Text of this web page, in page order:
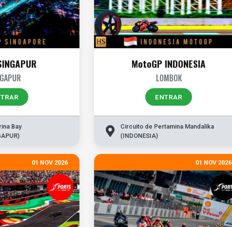
Bay
MotoGP INDONESIA
LOMBOK
ENTRAR
Circuito de Pertamina Mandalika
(INDONESIA)
01 NOV 2026 01 NOV 2026